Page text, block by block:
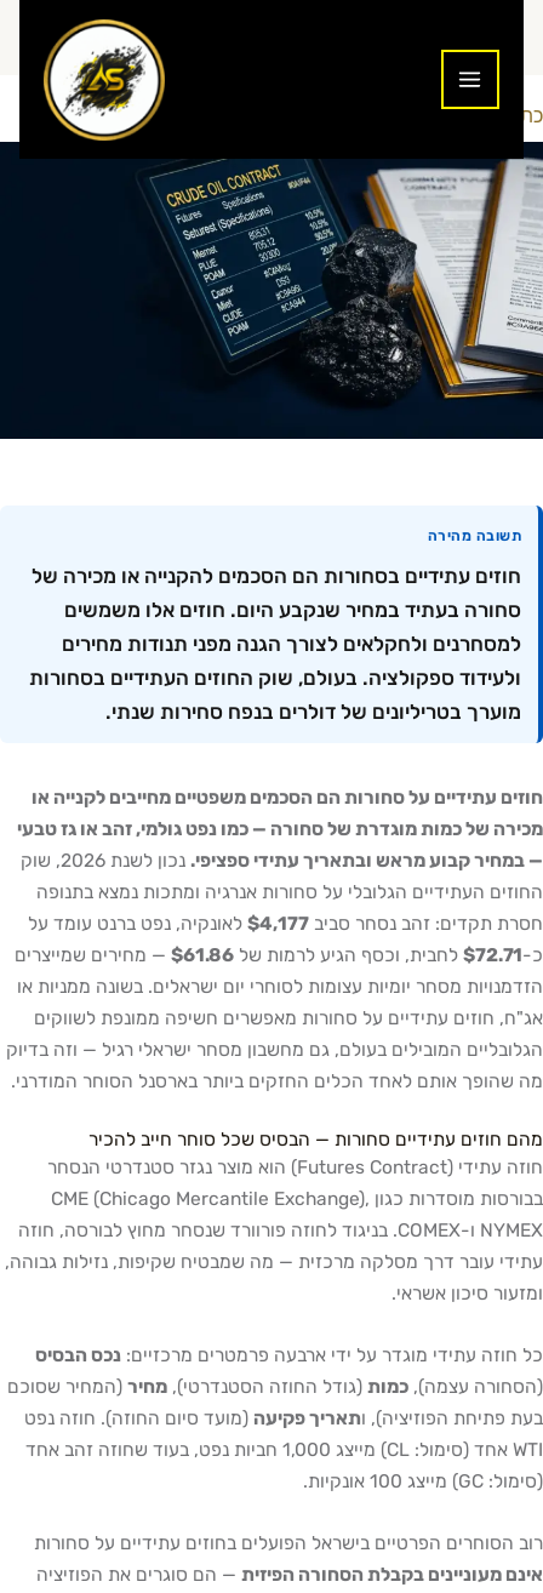
כתיבת תגובה Addiction To Success
תשובה מהירה
חוזים עתידיים בסחורות הם הסכמים להקנייה או מכירה של
סחורה בעתיד במחיר שנקבע היום. חוזים אלו משמשים
למסחרנים ולחקלאים לצורך הגנה מפני תנודות מחירים
ולעידוד ספקולציה. בעולם, שוק החוזים העתידיים בסחורות
מוערך בטריליונים של דולרים בנפח סחירות שנתי.
חוזים עתידיים על סחורות הם הסכמים משפטיים מחייבים לקנייה או
מכירה של כמות מוגדרת של סחורה — כמו נפט גולמי, זהב או גז טבעי
— במחיר קבוע מראש ובתאריך עתידי ספציפי.
נכון לשנת 2026, שוק
החוזים העתידיים הגלובלי על סחורות אנרגיה ומתכות נמצא בתנופה
חסרת תקדים: זהב נסחר סביב $4,177 לאונקיה, נפט ברנט עומד על
כ- $72.71 לחבית, וכסף הגיע לרמות של $61.86 — מחירים שמייצרים
הזדמנויות מסחר יומיות עצומות לסוחרי יום ישראלים. בשונה ממניות או
אג"ח, חוזים עתידיים על סחורות מאפשרים חשיפה ממונפת לשווקים
הגלובליים המובילים בעולם, גם מחשבון מסחר ישראלי רגיל — וזה בדיוק
מה שהופך אותם לאחד הכלים החזקים ביותר בארסנל הסוחר המודרני.
מהם חוזים עתידיים סחורות — הבסיס שכל סוחר חייב להכיר
חוזה עתידי (Futures Contract) הוא מוצר נגזר סטנדרטי הנסחר
בבורסות מוסדרות כגון CME (Chicago Mercantile Exchange),
NYMEX ו-COMEX. בניגוד לחוזה פורוורד שנסחר מחוץ לבורסה, חוזה
עתידי עובר דרך מסלקה מרכזית — מה שמבטיח שקיפות, נזילות גבוהה,
ומזעור סיכון אשראי.
כל חוזה עתידי מוגדר על ידי ארבעה פרמטרים מרכזיים: נכס הבסיס
(הסחורה עצמה), כמות (גודל החוזה הסטנדרטי), מחיר (המחיר שסוכם
בעת פתיחת הפוזיציה), ותאריך פקיעה (מועד סיום החוזה). חוזה נפט
WTI אחד (סימול: CL) מייצג 1,000 חביות נפט, בעוד שחוזה זהב אחד
(סימול: GC) מייצג 100 אונקיות.
רוב הסוחרים הפרטיים בישראל הפועלים בחוזים עתידיים על סחורות
אינם מעוניינים בקבלת הסחורה הפיזית — הם סוגרים את הפוזיציה